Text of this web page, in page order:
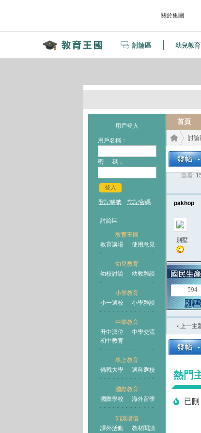
關於集團
討論區 幼兒教育
用戶登入
用戶名稱：
密 碼：
登入
登記帳號 忘記密碼
討論區
教育王國
教育講場
使用意見
幼兒教育
幼校討論
幼教雜談
小學教育
小一選校
小學雜談
中學教育
升中派位
中學交流
初中教育
專上教育
備戰大學
選科選校
國際教育
國際學校
海外留學
知識增值
課外活動
教材閱讀
首頁
王國
討論
查看:
pakhop
別墅
594
‹ 上一主
熱門
已刪